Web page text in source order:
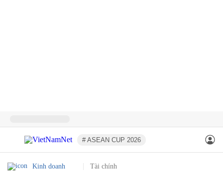
# ASEAN CUP 2026
Kinh doanh Tài chính